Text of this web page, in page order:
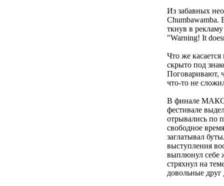
Из забавных
Chumbawamba.
ткнув в
"Warning! It
Что же
скрыто под
Поговаривают,
что-то не
В финале
фестивале
отрывались по
свободное
заглатывал
выступления
выплюнул себе
стряхнул на
довольные